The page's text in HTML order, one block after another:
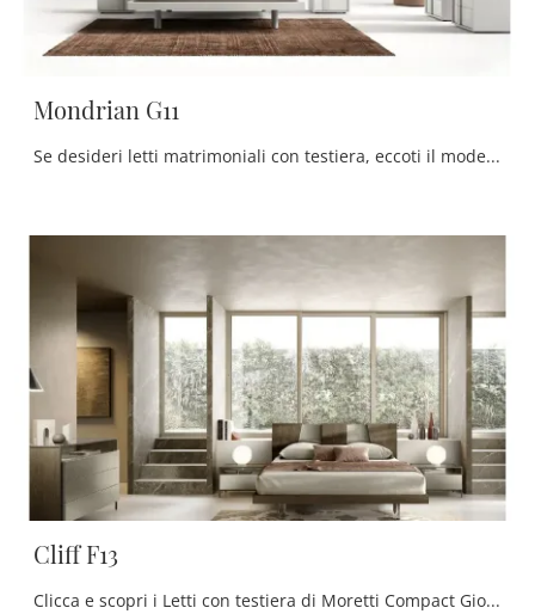
Mondrian G11
Se desideri letti matrimoniali con testiera, eccoti il modello Mondrian G11 in melaminico per impreziosire la zona notte.
Cliff F13
Clicca e scopri i Letti con testiera di Moretti Compact Giorno Notte! Il modello Cliff F13 in melaminico ti aspetta nelle versioni matrimoniali.